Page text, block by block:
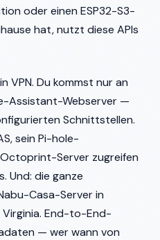
oder einen ESP32-S3-
hat, nutzt diese APIs
VPN. Du kommst nur an
Assistant-Webserver —
Schnittstellen.
sein Pi-hole-
Server zugreifen
Und: die ganze
Casa-Server in
End-to-End-
— wer wann von